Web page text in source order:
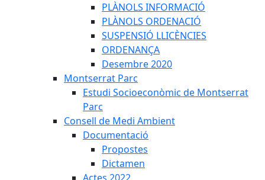
PLÀNOLS INFORMACIÓ
PLÀNOLS ORDENACIÓ
SUSPENSIÓ LLICÈNCIES
ORDENANÇA
Desembre 2020
Montserrat Parc
Estudi Socioeconòmic de Montserrat
Parc
Consell de Medi Ambient
Documentació
Propostes
Dictamen